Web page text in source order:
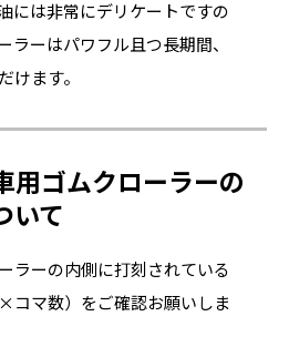
には非常にデリケートですの
ラーはパワフル且つ長期間、
けます。
用ゴムクローラーの
いて
ラーの内側に打刻されている
マ数）をご確認お願いしま